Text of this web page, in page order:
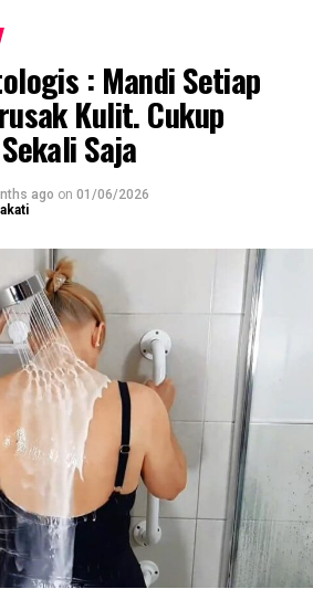
Warga
Wartabone Jadi Kawasan Tertib
: Mandi Setiap
Kulit. Cukup
Saja
ago on 01/06/2026